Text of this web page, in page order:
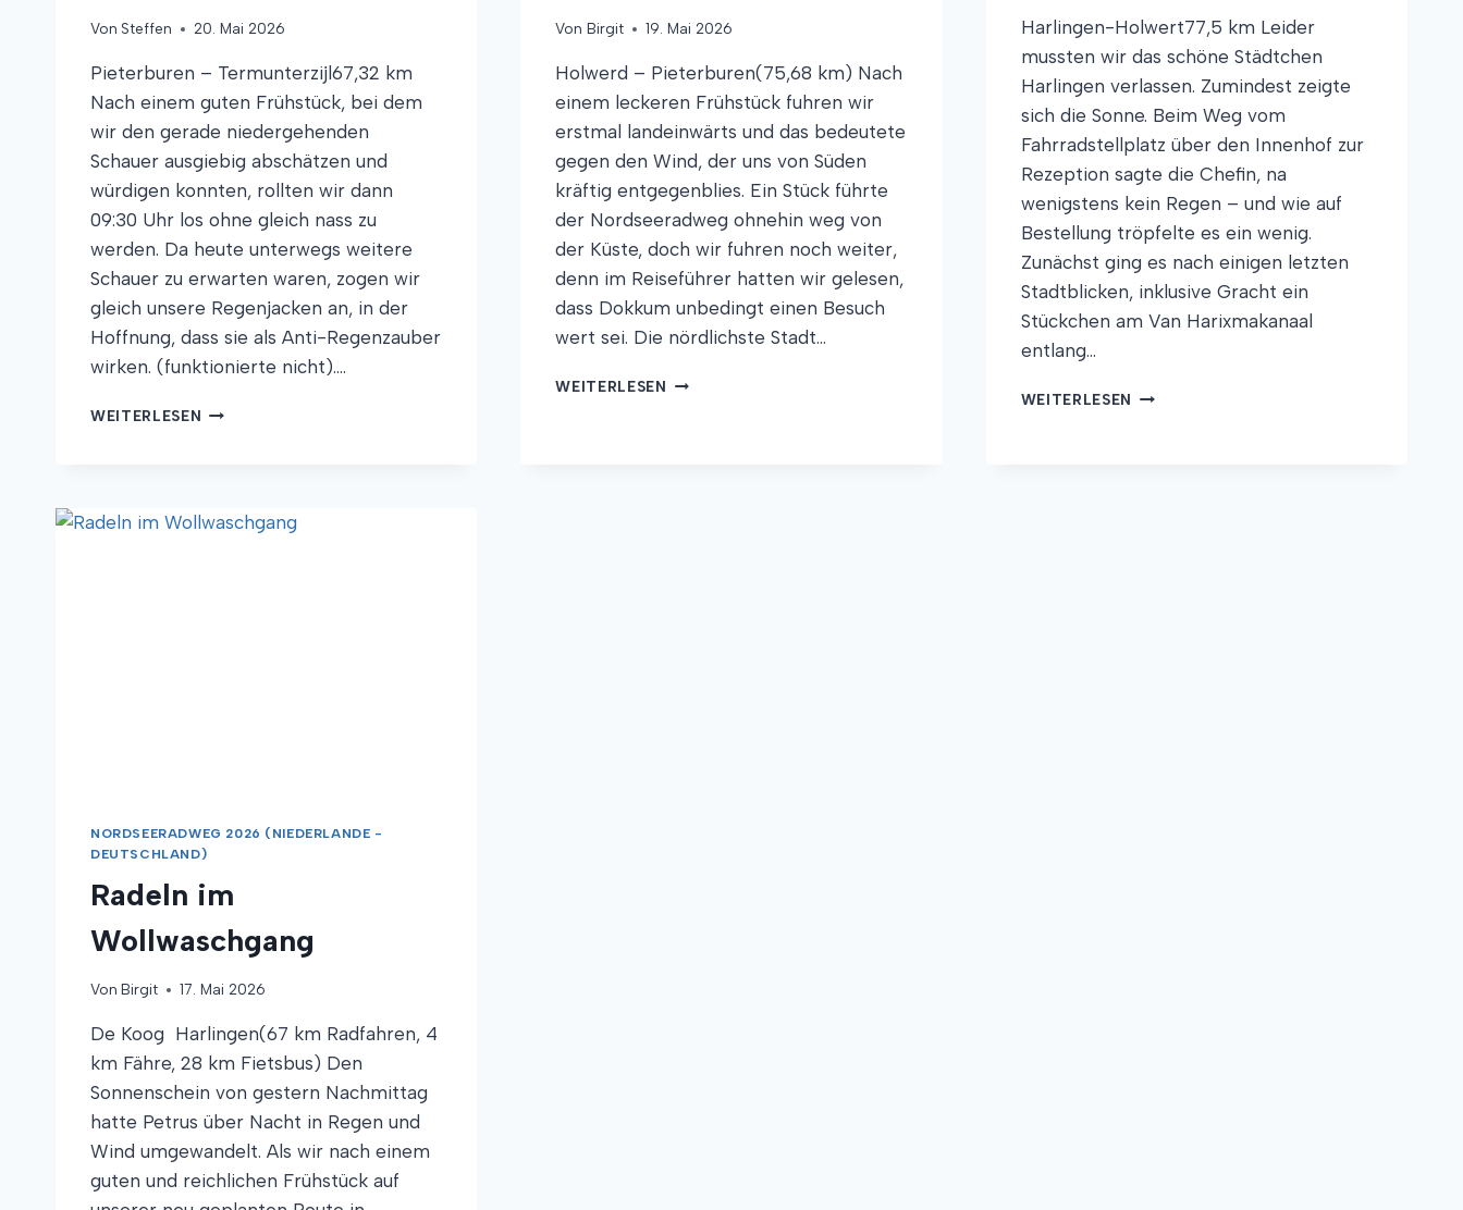
Von Steffen 20. Mai 2026
Pieterburen – Termunterzijl67,32 km
Nach einem guten Frühstück, bei dem
wir den gerade niedergehenden
Schauer ausgiebig abschätzen und
würdigen konnten, rollten wir dann
09:30 Uhr los ohne gleich nass zu
werden. Da heute unterwegs weitere
Schauer zu erwarten waren, zogen wir
gleich unsere Regenjacken an, in der
Hoffnung, dass sie als Anti-Regenzauber
wirken. (funktionierte nicht)….
WEITERLESEN FLIPPER,
Von Birgit 19. Mai 2026
Holwerd – Pieterburen(75,68 km) Nach
einem leckeren Frühstück fuhren wir
erstmal landeinwärts und das bedeutete
gegen den Wind, der uns von Süden
kräftig entgegenblies. Ein Stück führte
der Nordseeradweg ohnehin weg von
der Küste, doch wir fuhren noch weiter,
denn im Reiseführer hatten wir gelesen,
dass Dokkum unbedingt einen Besuch
wert sei. Die nördlichste Stadt…
WEITERLESEN ACHTUNG,
Harlingen-Holwert77,5 km Leider
mussten wir das schöne Städtchen
Harlingen verlassen. Zumindest zeigte
sich die Sonne. Beim Weg vom
Fahrradstellplatz über den Innenhof zur
Rezeption sagte die Chefin, na
wenigstens kein Regen – und wie auf
Bestellung tröpfelte es ein wenig.
Zunächst ging es nach einigen letzten
Stadtblicken, inklusive Gracht ein
Stückchen am Van Harixmakanaal
entlang…
WEITERLESEN SCHAFE
NORDSEERADWEG 2026 (NIEDERLANDE -
DEUTSCHLAND)
Radeln im
Wollwaschgang
Von Birgit 17. Mai 2026
De Koog ­ Harlingen(67 km Radfahren, 4
km Fähre, 28 km Fietsbus) Den
Sonnenschein von gestern Nachmittag
hatte Petrus über Nacht in Regen und
Wind umgewandelt. Als wir nach einem
guten und reichlichen Frühstück auf